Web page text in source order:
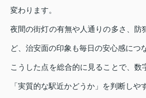
変わります。
夜間の街灯の有無や人通りの多さ、防
ど、治安面の印象も毎日の安心感につ
こうした点を総合的に見ることで、数
「実質的な駅近かどうか」を判断しや